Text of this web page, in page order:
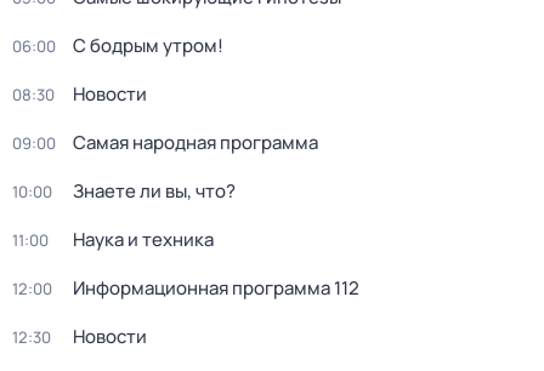
06:00 С бодрым утром!
08:30 Новости
09:00 Самая народная программа
10:00 Знаете ли вы, что?
11:00 Наука и техника
12:00 Информационная программа 112
12:30 Новости